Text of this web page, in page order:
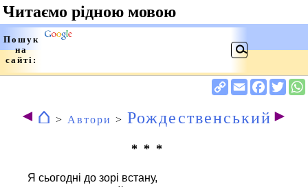
◄ ⌂ > Автори > Рождественський ►
* * *
Я сьогодні до зорі встану,